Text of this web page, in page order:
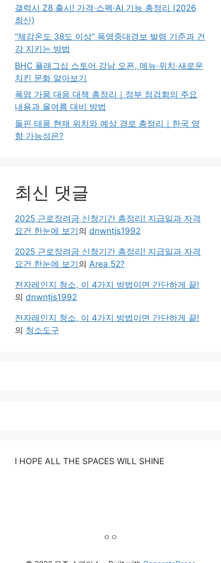
갤럭시 Z8 출시! 가격·스펙·AI 기능 총정리 (2026
최신)
“체감온도 38도 이상” 폭염중대경보 발령 기준과 건
강 지키는 방법
BHC 플래그십 스토어 강남 오픈, 메뉴·위치·새로운
치킨 문화 알아보기
폭염 가뭄 대응 대책 총정리｜정부 점검회의 주요
내용과 올여름 대비 방법
돌핀 태풍 현재 위치와 예상 경로 총정리｜한국 영
향 가능성은?
최신 댓글
2025 근로장려금 신청기간 총정리! 지급일과 자격
요건 한눈에 보기의 dnwntjs1992
2025 근로장려금 신청기간 총정리! 지급일과 자격
요건 한눈에 보기의 Area 52?
전자레인지 청소, 이 4가지 방법이면 간단하게 끝!
의 dnwntjs1992
전자레인지 청소, 이 4가지 방법이면 간단하게 끝!
의 청소도구
I HOPE ALL THE SPACES WILL SHINE
ㅇㅇ